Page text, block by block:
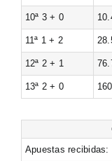
10ª 3 + 0
11ª 1 + 2
12ª 2 + 1
13ª 2 + 0
Apuestas recibidas: